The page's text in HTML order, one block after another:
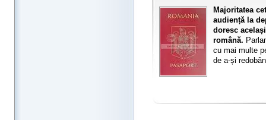
Majoritatea
audiență la
doresc
română.
cu mai multe
de a-și